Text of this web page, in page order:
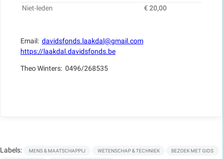
Niet-leden
€ 20,00
Email: davidsfonds.laakdal@gmail.com
https://laakdal.davidsfonds.be
Theo Winters: 0496/268535
Labels: MENS & MAATSCHAPPIJ WETENSCHAP & TECHNIEK BEZOEK MET GIDS